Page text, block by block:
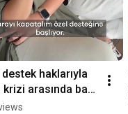
haklarıyla
krizi arasında bağ
herkese